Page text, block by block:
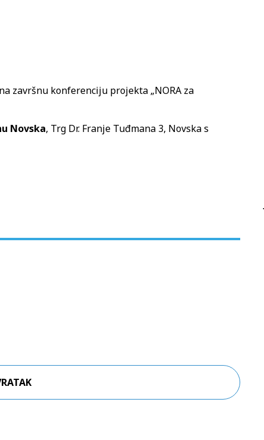
završnu konferenciju projekta „NORA za
Novska, Trg Dr. Franje Tuđmana 3, Novska s